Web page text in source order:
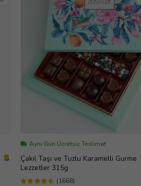
Aynı Gün Ücretsiz Teslimat
Çakıl Taşı ve Tuzlu Karamelli Gurme
Lezzetler 315g
(1668)